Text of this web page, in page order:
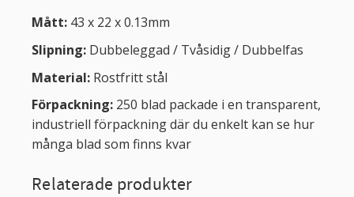
Mått: 43 x 22 x 0.13mm
Slipning: Dubbeleggad / Tvåsidig / Dubbelfas
Material: Rostfritt stål
Förpackning: 250 blad packade i en transparent,
industriell förpackning där du enkelt kan se hur
många blad som finns kvar
Relaterade produkter